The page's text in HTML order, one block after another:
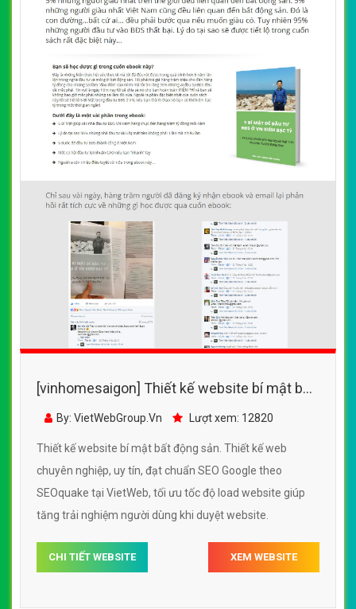
[vinhomesaigon] Thiết kế website bí mật bất
động sản đẹp SEO nhanh hiệu quả
By: VietWebGroup.Vn Lượt xem: 12820
Thiết kế website bí mật bất động sản. Thiết kế web
chuyên nghiệp, uy tín, đạt chuẩn SEO Google theo
SEOquake tại VietWeb, tối ưu tốc độ load website giúp
tăng trải nghiệm người dùng khi duyệt website.
CHI TIẾT WEBSITE XEM WEBSITE